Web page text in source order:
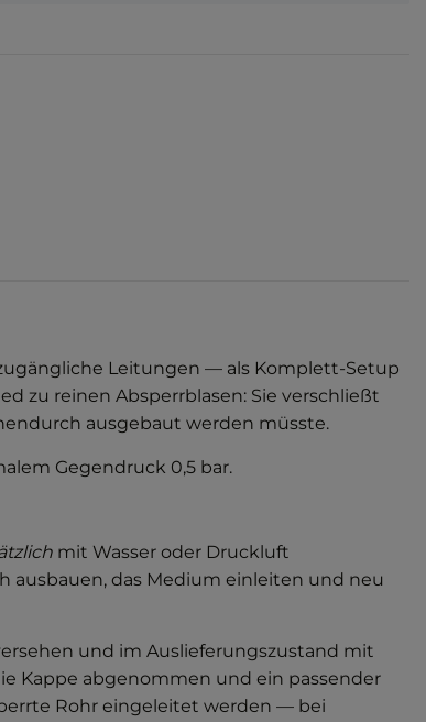
Leitungen — als Komplett-Setup
zu reinen Absperrblasen: Sie verschließt
ausgebaut werden müsste.
Gegendruck 0,5 bar.
mit Wasser oder Druckluft
ausbauen, das Medium einleiten und neu
und im Auslieferungszustand mit
Kappe abgenommen und ein passender
Rohr eingeleitet werden — bei